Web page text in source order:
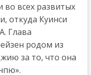
во всех развитых
откуда Куинси
Глава
родом из
за то, что она